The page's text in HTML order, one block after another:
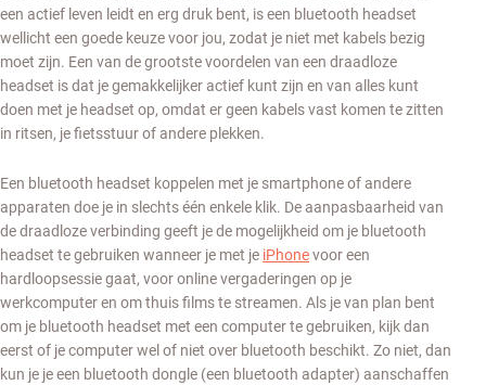
een actief leven leidt en erg druk bent, is een bluetooth headset
wellicht een goede keuze voor jou, zodat je niet met kabels bezig
moet zijn. Een van de grootste voordelen van een draadloze
headset is dat je gemakkelijker actief kunt zijn en van alles kunt
doen met je headset op, omdat er geen kabels vast komen te zitten
in ritsen, je fietsstuur of andere plekken.
Een bluetooth headset koppelen met je smartphone of andere
apparaten doe je in slechts één enkele klik. De aanpasbaarheid van
de draadloze verbinding geeft je de mogelijkheid om je bluetooth
headset te gebruiken wanneer je met je iPhonevoor een
hardloopsessie gaat, voor online vergaderingen op je
werkcomputer en om thuis films te streamen. Als je van plan bent
om je bluetooth headset met een computer te gebruiken, kijk dan
eerst of je computer wel of niet over bluetooth beschikt. Zo niet, dan
kun je je een bluetooth dongle (een bluetooth adapter) aanschaffen